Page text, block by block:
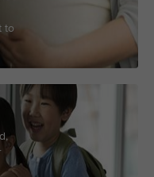
to